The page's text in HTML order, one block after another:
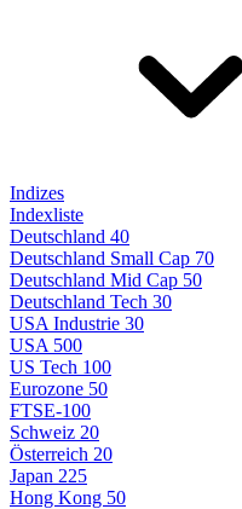
Indizes
Indexliste
Deutschland 40
Deutschland Small Cap 70
Deutschland Mid Cap 50
Deutschland Tech 30
USA Industrie 30
USA 500
US Tech 100
Eurozone 50
FTSE-100
Schweiz 20
Österreich 20
Japan 225
Hong Kong 50